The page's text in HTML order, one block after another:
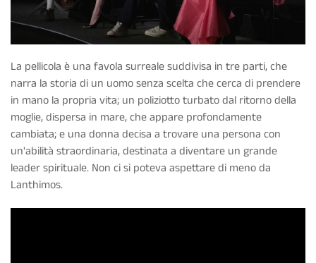
La pellicola è una favola surreale suddivisa in tre parti, che
narra la storia di un uomo senza scelta che cerca di prendere
in mano la propria vita; un poliziotto turbato dal ritorno della
moglie, dispersa in mare, che appare profondamente
cambiata; e una donna decisa a trovare una persona con
un'abilità straordinaria, destinata a diventare un grande
leader spirituale. Non ci si poteva aspettare di meno da
Lanthimos.